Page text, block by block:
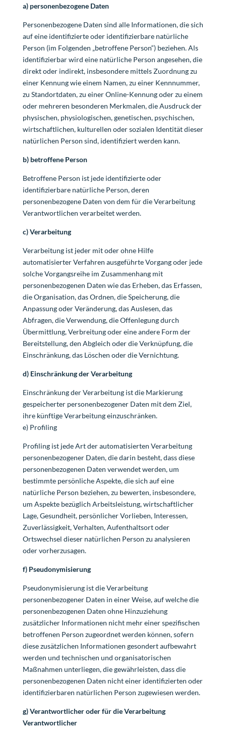
a) personenbezogene Daten
Personenbezogene Daten sind alle Informationen, die sich
auf eine identifizierte oder identifizierbare natürliche
Person (im Folgenden „betroffene Person“) beziehen. Als
identifizierbar wird eine natürliche Person angesehen, die
direkt oder indirekt, insbesondere mittels Zuordnung zu
einer Kennung wie einem Namen, zu einer Kennnummer,
zu Standortdaten, zu einer Online-Kennung oder zu einem
oder mehreren besonderen Merkmalen, die Ausdruck der
physischen, physiologischen, genetischen, psychischen,
wirtschaftlichen, kulturellen oder sozialen Identität dieser
natürlichen Person sind, identifiziert werden kann.
b) betroffene Person
Betroffene Person ist jede identifizierte oder
identifizierbare natürliche Person, deren
personenbezogene Daten von dem für die Verarbeitung
Verantwortlichen verarbeitet werden.
c) Verarbeitung
Verarbeitung ist jeder mit oder ohne Hilfe
automatisierter Verfahren ausgeführte Vorgang oder jede
solche Vorgangsreihe im Zusammenhang mit
personenbezogenen Daten wie das Erheben, das Erfassen,
die Organisation, das Ordnen, die Speicherung, die
Anpassung oder Veränderung, das Auslesen, das
Abfragen, die Verwendung, die Offenlegung durch
Übermittlung, Verbreitung oder eine andere Form der
Bereitstellung, den Abgleich oder die Verknüpfung, die
Einschränkung, das Löschen oder die Vernichtung.
d) Einschränkung der Verarbeitung
Einschränkung der Verarbeitung ist die Markierung
gespeicherter personenbezogener Daten mit dem Ziel,
ihre künftige Verarbeitung einzuschränken.
e) Profiling
Profiling ist jede Art der automatisierten Verarbeitung
personenbezogener Daten, die darin besteht, dass diese
personenbezogenen Daten verwendet werden, um
bestimmte persönliche Aspekte, die sich auf eine
natürliche Person beziehen, zu bewerten, insbesondere,
um Aspekte bezüglich Arbeitsleistung, wirtschaftlicher
Lage, Gesundheit, persönlicher Vorlieben, Interessen,
Zuverlässigkeit, Verhalten, Aufenthaltsort oder
Ortswechsel dieser natürlichen Person zu analysieren
oder vorherzusagen.
f) Pseudonymisierung
Pseudonymisierung ist die Verarbeitung
personenbezogener Daten in einer Weise, auf welche die
personenbezogenen Daten ohne Hinzuziehung
zusätzlicher Informationen nicht mehr einer spezifischen
betroffenen Person zugeordnet werden können, sofern
diese zusätzlichen Informationen gesondert aufbewahrt
werden und technischen und organisatorischen
Maßnahmen unterliegen, die gewährleisten, dass die
personenbezogenen Daten nicht einer identifizierten oder
identifizierbaren natürlichen Person zugewiesen werden.
g) Verantwortlicher oder für die Verarbeitung
Verantwortlicher